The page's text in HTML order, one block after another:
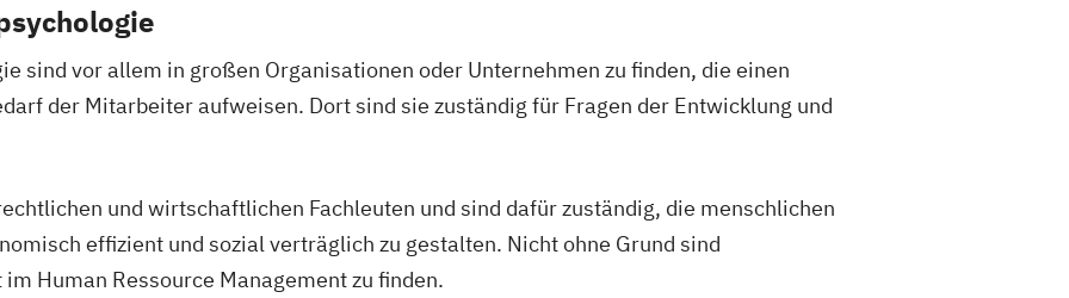
sind vor allem in großen Organisationen oder Unternehmen zu finden, die einen
der Mitarbeiter aufweisen. Dort sind sie zuständig für Fragen der Entwicklung und
und wirtschaftlichen Fachleuten und sind dafür zuständig, die menschlichen
effizient und sozial verträglich zu gestalten. Nicht ohne Grund sind
Human Ressource Management zu finden.